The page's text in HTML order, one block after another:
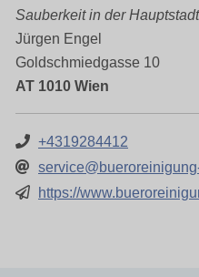
Sauberkeit in der
Jürgen Engel
Goldschmiedgasse 10
AT 1010 Wien
+4319284412
https://